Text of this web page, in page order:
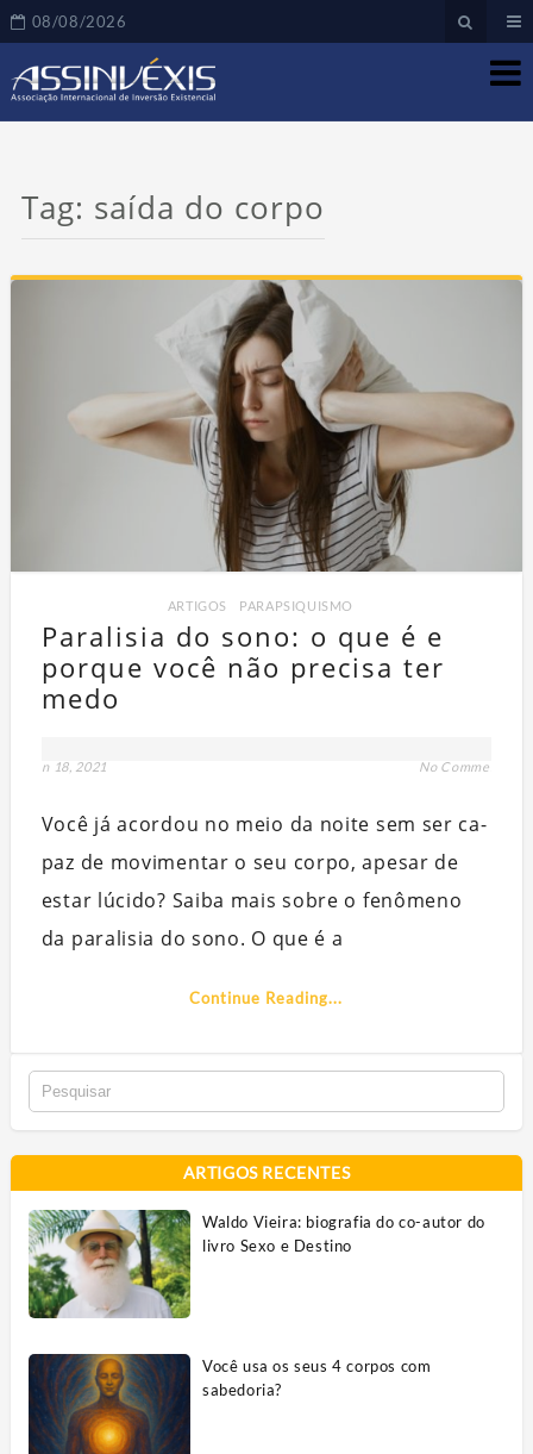
08/08/2026
Tag: saída do corpo
ARTIGOS PARAPSIQUISMO
Paralisia do sono: o que é e
por­que você não pre­ci­sa ter
medo
jan 18, 2021 No Comment
Você já acor­dou no meio da noi­te sem ser ca­
paz de mo­vi­men­tar o seu corpo, apesar de
es­tar lú­ci­do? Saiba mais sobre o fenômeno
da paralisia do sono. O que é a
Continue Reading...
em
ARTIGOS RECENTES
Waldo Vieira: biografia do co-autor do
livro Sexo e Destino
Você usa os seus 4 corpos com
sabedoria?